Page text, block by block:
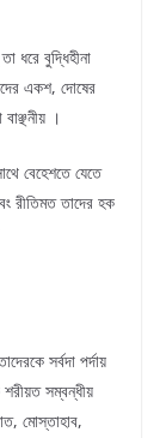
ধরে বুদ্ধিহীনা
একশ, দোষের
।
বেহেশতে যেতে
রীতিমত তাদের হক
সর্বদা পর্দায়
সম্বন্ধীয়
মোস্তাহাব,